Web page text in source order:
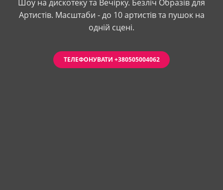
Шоу на дискотеку та Вечірку. Безліч Образів для
Артистів. Масштаби - до 10 артистів та пушок на
одній сцені.
ТЕЛЕФОНУВАТИ +380505004062